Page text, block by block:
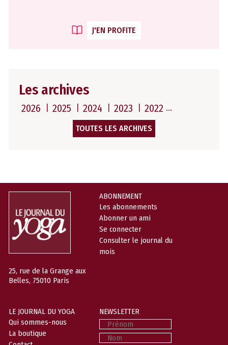
J'EN PROFITE
Les archives
2026 2025 2024 2023 2022
TOUTES LES ARCHIVES
25, rue de la Grange aux
Belles, 75010 Paris
ABONNEMENT
Les abonnements
Abonner un ami
Se connecter
Consulter le journal du
mois
LE JOURNAL DU YOGA
Qui sommes-nous
La boutique
NEWSLETTER
Prénom
Nom